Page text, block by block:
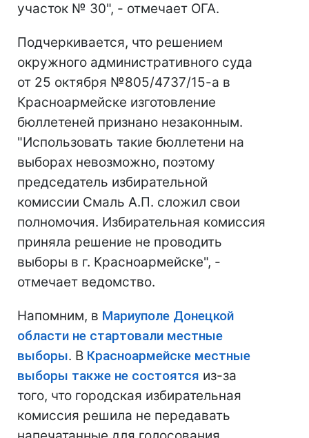
участок № 30", - отмечает ОГА.
Подчеркивается, что решением
окружного административного суда
от 25 октября №805/4737/15-а в
Красноармейске изготовление
бюллетеней признано незаконным.
"Использовать такие бюллетени на
выборах невозможно, поэтому
председатель избирательной
комиссии Смаль А.П. сложил свои
полномочия. Избирательная комиссия
приняла решение не проводить
выборы в г. Красноармейске", -
отмечает ведомство.
Напомним, в Мариуполе Донецкой
области не стартовали местные
выборы. В Красноармейске местные
выборы также не состоятся из-за
того, что городская избирательная
комиссия решила не передавать